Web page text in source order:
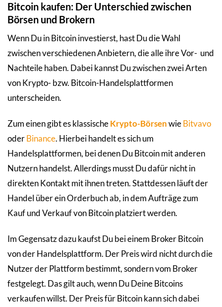
Bitcoin kaufen: Der Unterschied zwischen
Börsen und Brokern
Wenn Du in Bitcoin investierst, hast Du die Wahl
zwischen verschiedenen Anbietern, die alle ihre Vor- und
Nachteile haben. Dabei kannst Du zwischen zwei Arten
von Krypto- bzw. Bitcoin-Handelsplattformen
unterscheiden.
Zum einen gibt es klassischeKrypto-BörsenwieBitvavo
oderBinance. Hierbei handelt es sich um
Handelsplattformen, bei denen Du Bitcoin mit anderen
Nutzern handelst. Allerdings musst Du dafür nicht in
direkten Kontakt mit ihnen treten. Stattdessen läuft der
Handel über ein Orderbuch ab, in dem Aufträge zum
Kauf und Verkauf von Bitcoin platziert werden.
Im Gegensatz dazu kaufst Du bei einem Broker Bitcoin
von der Handelsplattform. Der Preis wird nicht durch die
Nutzer der Plattform bestimmt, sondern vom Broker
festgelegt. Das gilt auch, wenn Du Deine Bitcoins
verkaufen willst. Der Preis für Bitcoin kann sich dabei